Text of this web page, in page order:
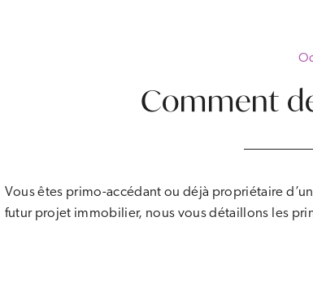
Comment
Vous êtes primo-accédant ou déjà propriétaire
futur projet immobilier, nous vous détaillons les